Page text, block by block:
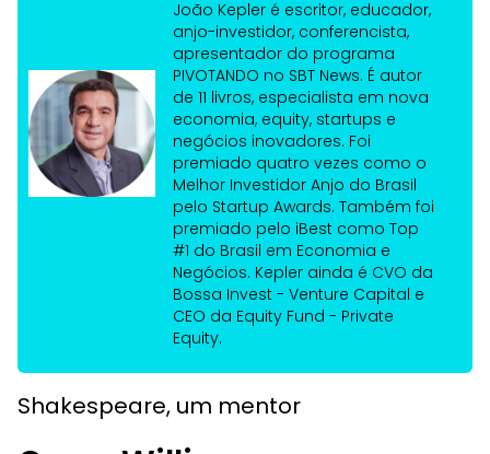
João Kepler é escritor, educador,
anjo-investidor, conferencista,
apresentador do programa
PIVOTANDO no SBT News. É autor
de 11 livros, especialista em nova
economia, equity, startups e
negócios inovadores. Foi
premiado quatro vezes como o
Melhor Investidor Anjo do Brasil
pelo Startup Awards. Também foi
premiado pelo iBest como Top
#1 do Brasil em Economia e
Negócios. Kepler ainda é CVO da
Bossa Invest - Venture Capital e
CEO da Equity Fund - Private
Equity.
Shakespeare, um mentor